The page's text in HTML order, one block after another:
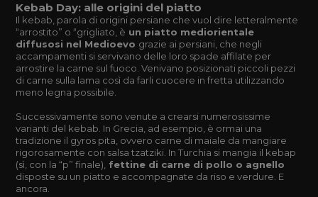
Kebab Day: alle origini del piatto
Il kebab, parola di origini persiane che vuol dire letteralmente
“arrostito” o “grigliato, è un piatto mediorientale
diffusosi nel Medioevo grazie ai persiani, che negli
accampamenti si servivano delle loro spade affilate per
arrostire la carne sul fuoco. Venivano posizionati piccoli pezzi
di carne sulla lama così da farli cuocere in fretta utilizzando
meno legna possibile.
Successivamente sono venute a crearsi numerosissime
varianti del kebab. In Grecia, ad esempio, è ormai una
tradizione il gyros pita, ovvero carne di maiale da mangiare
rigorosamente con salsa tzatziki. In Turchia si mangia il kebap
(sì, con la “p” finale), fettine di carne di pollo o agnello
disposte su un piatto e accompagnate da riso e verdure. E
ancora.